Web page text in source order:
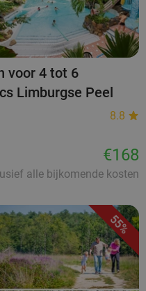
voor 4 tot 6
Limburgse Peel
8.8
€168
alle bijkomende kosten
55%